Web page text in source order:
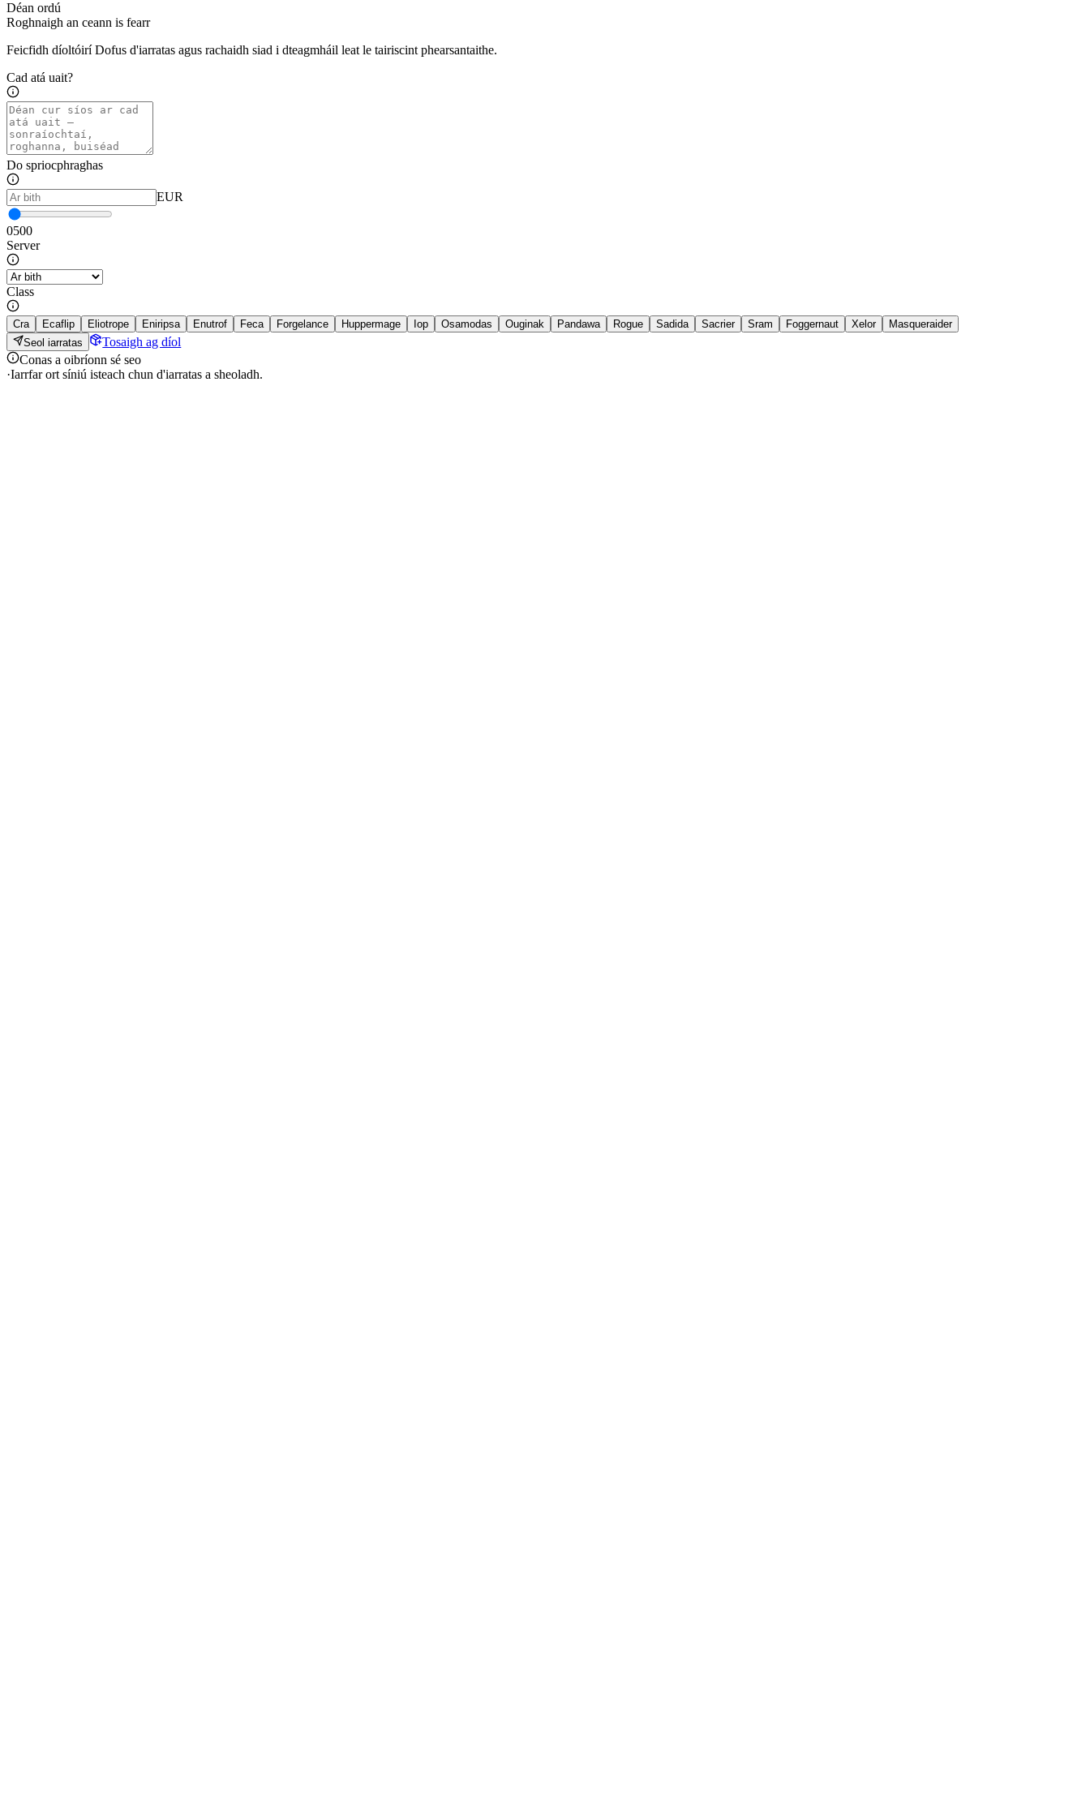
Déan ordú
Roghnaigh an ceann is fearr
Feicfidh díoltóirí Dofus d'iarratas agus rachaidh siad i dteagmháil leat le tairiscint phearsantaithe.
Cad atá uait?
Do spriocphraghas
EUR
0500
Server
Class
Cra Ecaflip Eliotrope Eniripsa Enutrof Feca Forgelance Huppermage Iop Osamodas Ouginak Pandawa Rogue Sadida Sacrier Sram Foggernaut Xelor
Masqueraider
Seol iarratas
Tosaigh ag díol
Conas a oibríonn sé seo
·Iarrfar ort síniú isteach chun d'iarratas a sheoladh.